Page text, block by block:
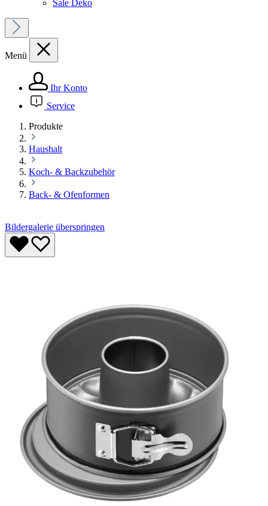
Sale Deko
Menü
Ihr Konto
Service
Produkte
Haushalt
Koch- & Backzubehör
Back- & Ofenformen
Bildergalerie überspringen